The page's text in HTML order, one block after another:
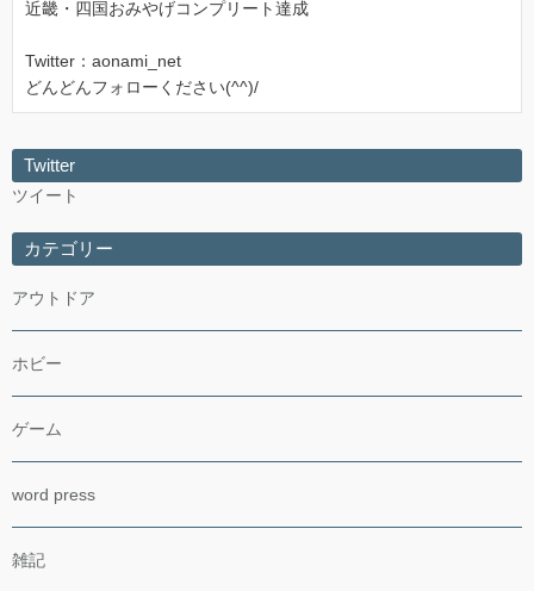
近畿・四国おみやげコンプリート達成
Twitter：aonami_net
どんどんフォローください(^^)/
Twitter
ツイート
カテゴリー
アウトドア
ホビー
ゲーム
word press
雑記